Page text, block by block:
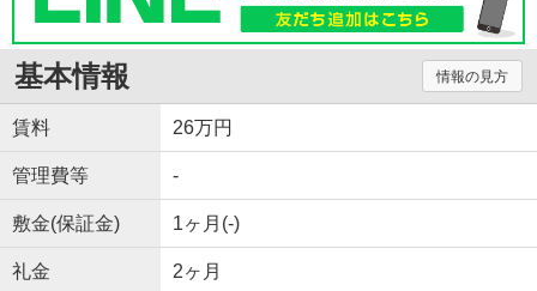
基本情報 情報の見方
賃料 26万円
管理費等 -
敷金(保証金) 1ヶ月(-)
礼金 2ヶ月